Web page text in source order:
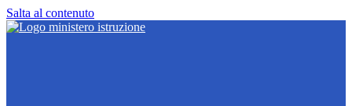
Salta al contenuto